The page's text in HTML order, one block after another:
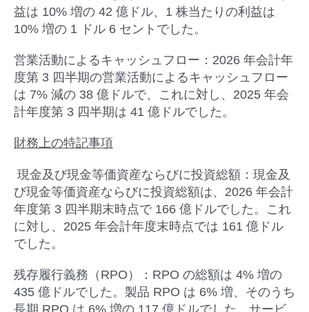
益は 10% 増の 42 億ドル、1 株当たりの利益は
10% 増の 1 ドル 6 セントでした。
営業活動によるキャッシュフロー： 2026 年会計年
度第 3 四半期の営業活動によるキャッシュフロー
は 7% 減の 38 億ドルで、これに対し、2025 年会
計年度第 3 四半期は 41 億ドルでした。
財務上の特記事項
現金及び現金等価資産ならびに投資総額： 現金及
び現金等価資産ならびに投資総額は、2026 年会計
年度第 3 四半期末時点で 166 億ドルでした。これ
に対し、2025 年会計年度末時点では 161 億ドル
でした。
残存履行義務（ RPO ）： RPO の総額は 4% 増の
435 億ドルでした。製品 RPO は 6% 増、そのうち
長期 RPO は 6% 増の 117 億ドルでした。サービ